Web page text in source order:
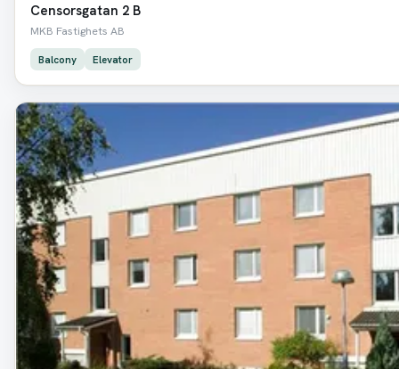
Censorsgatan 2 B
MKB Fastighets AB
Balcony Elevator